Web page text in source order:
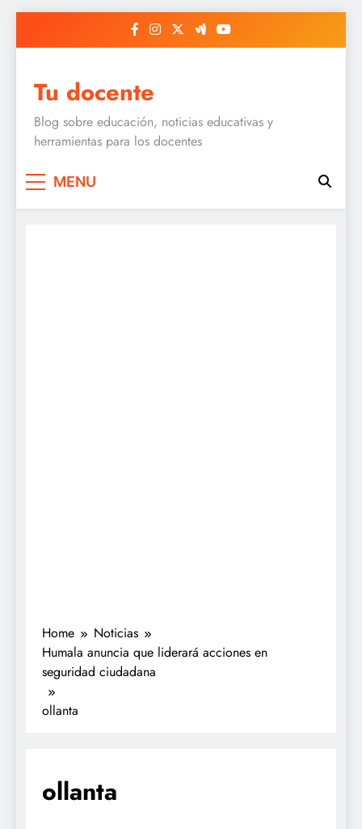
Tu docente
Blog sobre educación, noticias educativas y
herramientas para los docentes
MENU
Home
Noticias
Humala anuncia que liderará acciones en
seguridad ciudadana
ollanta
ollanta